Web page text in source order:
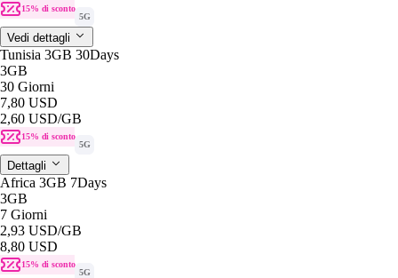
15% di sconto
5G
Vedi dettagli
Tunisia 3GB 30Days
3GB
30 Giorni
7,80 USD
2,60 USD/GB
15% di sconto
5G
Dettagli
Africa 3GB 7Days
3GB
7 Giorni
2,93 USD/GB
8,80 USD
15% di sconto
5G